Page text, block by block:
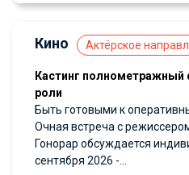
Кино Актёрское
Кастинг
роли
Быть готовыми к
Очная встреча с
Гонорар обсуждается
сентября 2026 -...